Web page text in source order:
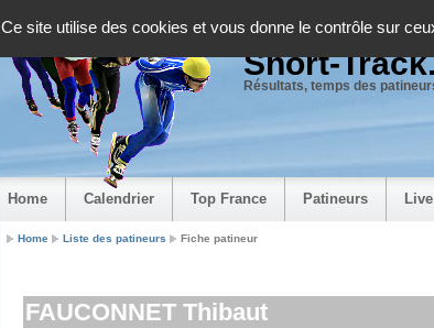
Ce site utilise des cookies et vous donne le contrôle sur
Short-
Résultats, temps des
Home Calendrier Top France Patineurs Live
Home Liste des patineurs Fiche patineur
FAUCONNET Thibaut